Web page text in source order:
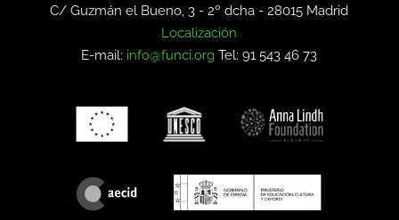
C/ Guzmán el Bueno, 3 - 2º dcha -28015 Madrid
Localización
E-mail: info@funci.org Tel: 91 543 46 73